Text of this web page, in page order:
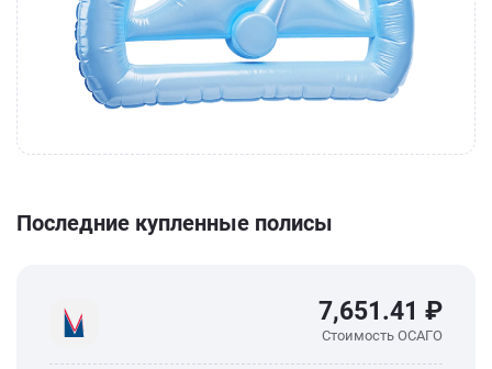
Последние купленные полисы
7,651.41 ₽
Стоимость ОСАГО